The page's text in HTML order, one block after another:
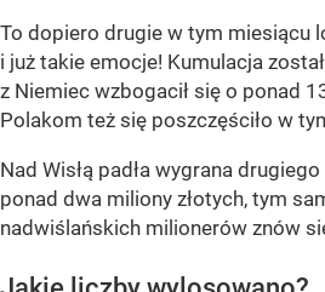
To dopiero drugie w tym miesiącu
i już takie emocje! Kumulacja
z Niemiec wzbogacił się o ponad
Polakom też się poszczęściło w
Nad Wisłą padła wygrana
ponad dwa miliony złotych, tym
nadwiślańskich milionerów znów